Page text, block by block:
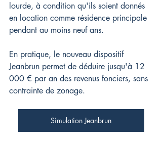
lourde, à condition qu'ils soient donnés
en location comme résidence principale
pendant au moins neuf ans.
En pratique, le nouveau dispositif
Jeanbrun permet de déduire jusqu'à 12
000 € par an des revenus fonciers, sans
contrainte de zonage.
Simulation Jeanbrun